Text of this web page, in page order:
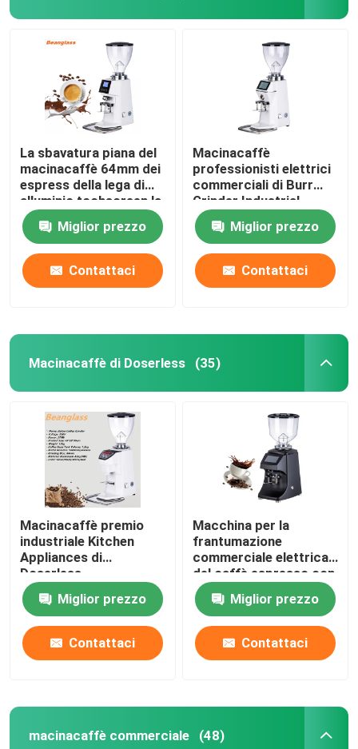
La sbavatura piana del
macinacaffè 64mm dei
espress della lega di
alluminio tochscreen la
smerigliatrice
Miglior prezzo
Contattaci
Macinacaffè
professionisti elettrici
commerciali di Burr
Grinder Industrial
Espresso Large
Miglior prezzo
Contattaci
Macinacaffè di Doserless (35)
Macinacaffè premio
industriale Kitchen
Appliances di
Doserless
Miglior prezzo
Contattaci
Macchina per la
frantumazione
commerciale elettrica
del caffè espresso con
la sbavatura di titanio
Miglior prezzo
Contattaci
macinacaffè commerciale (48)